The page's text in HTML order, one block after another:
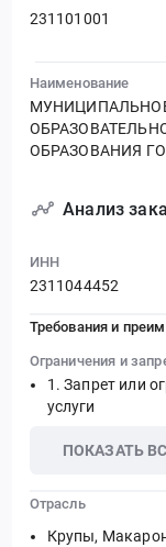
231101001
Наименование
ОБРАЗОВАНИЯ
Анализ
ИНН
2311044452
Требования и
Ограничения и
Запрет или
услуги
ПОКАЗАТЬ
Отрасль
Крупы,